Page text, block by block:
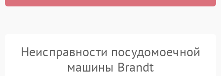
Неисправности посудомоечной
машины Brandt